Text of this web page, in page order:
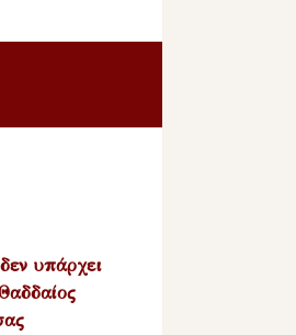
υπάρχει